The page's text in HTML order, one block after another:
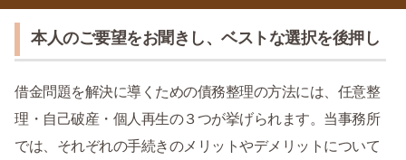
本人のご要望をお聞きし、ベストな選択を後押し
借金問題を解決に導くための債務整理の方法には、任意整
理・自己破産・個人再生の３つが挙げられます。当事務所
では、それぞれの手続きのメリットやデメリットについて